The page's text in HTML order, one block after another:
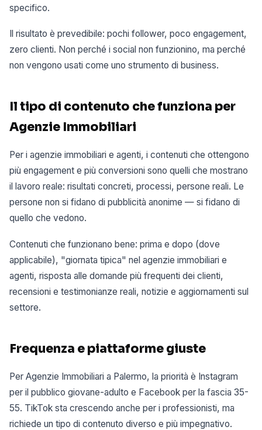
specifico.
Il risultato è prevedibile: pochi follower, poco engagement,
zero clienti. Non perché i social non funzionino, ma perché
non vengono usati come uno strumento di business.
Il tipo di contenuto che funziona per
Agenzie Immobiliari
Per i agenzie immobiliari e agenti, i contenuti che ottengono
più engagement e più conversioni sono quelli che mostrano
il lavoro reale: risultati concreti, processi, persone reali. Le
persone non si fidano di pubblicità anonime — si fidano di
quello che vedono.
Contenuti che funzionano bene: prima e dopo (dove
applicabile), "giornata tipica" nel agenzie immobiliari e
agenti, risposta alle domande più frequenti dei clienti,
recensioni e testimonianze reali, notizie e aggiornamenti sul
settore.
Frequenza e piattaforme giuste
Per Agenzie Immobiliari a Palermo, la priorità è Instagram
per il pubblico giovane-adulto e Facebook per la fascia 35-
55. TikTok sta crescendo anche per i professionisti, ma
richiede un tipo di contenuto diverso e più impegnativo.